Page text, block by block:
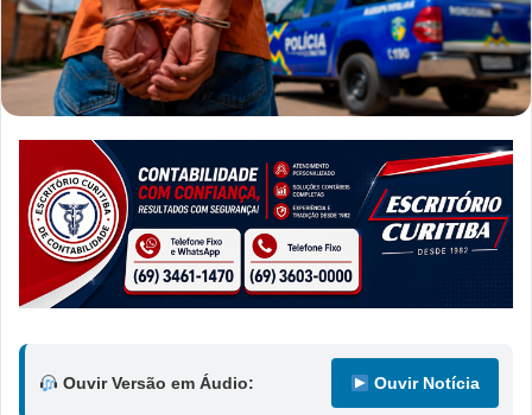
Ouvir Versão em Áudio: Ouvir Notícia